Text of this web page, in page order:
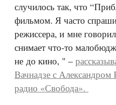
случилось так, что
фильмом. Я часто
режиссера, и мне
снимает что-то
не до кино, " –
Вачнадзе с
радио «Свобода».